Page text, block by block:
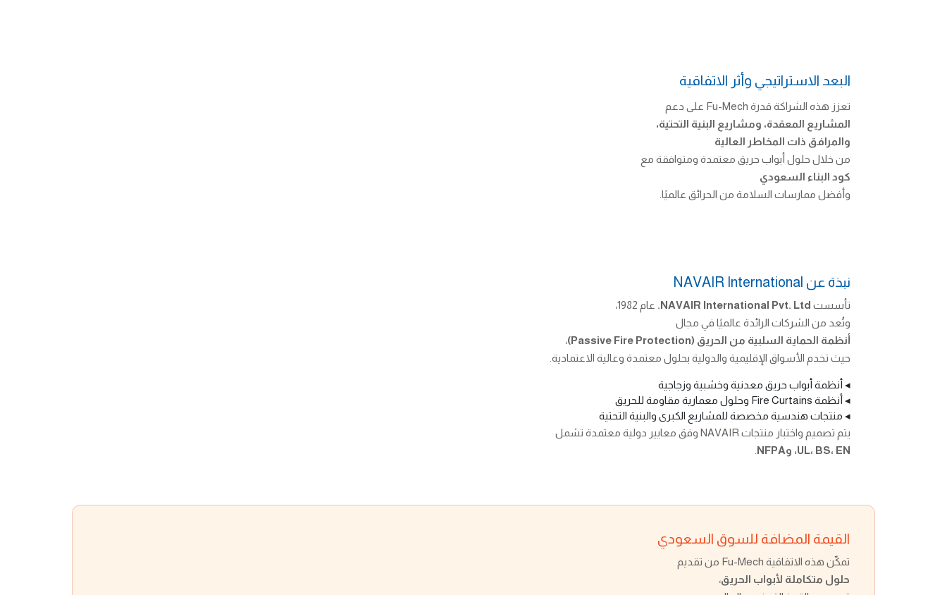
البعد الاستراتيجي وأثر الاتفاقية
تعزز هذه الشراكة قدرة Fu-Mech على دعم
المشاريع المعقدة، ومشاريع البنية التحتية،
والمرافق ذات المخاطر العالية
من خلال حلول أبواب حريق معتمدة ومتوافقة مع
كود البناء السعودي
وأفضل ممارسات السلامة من الحرائق عالميًا.
نبذة عن NAVAIR International
تأسست NAVAIR International Pvt. Ltd. عام 1982،
وتُعد من الشركات الرائدة عالميًا في مجال
أنظمة الحماية السلبية من الحريق (Passive Fire Protection)
،
حيث تخدم الأسواق الإقليمية والدولية بحلول معتمدة وعالية الاعتمادية.
◂ أنظمة أبواب حريق معدنية وخشبية وزجاجية
◂ أنظمة Fire Curtains وحلول معمارية مقاومة للحريق
◂ منتجات هندسية مخصصة للمشاريع الكبرى والبنية التحتية
يتم تصميم واختبار منتجات NAVAIR وفق معايير دولية معتمدة تشمل
UL، BS، EN، وNFPA
القيمة المضافة للسوق السعودي
تمكّن هذه الاتفاقية Fu-Mech من تقديم
حلول متكاملة لأبواب الحريق،